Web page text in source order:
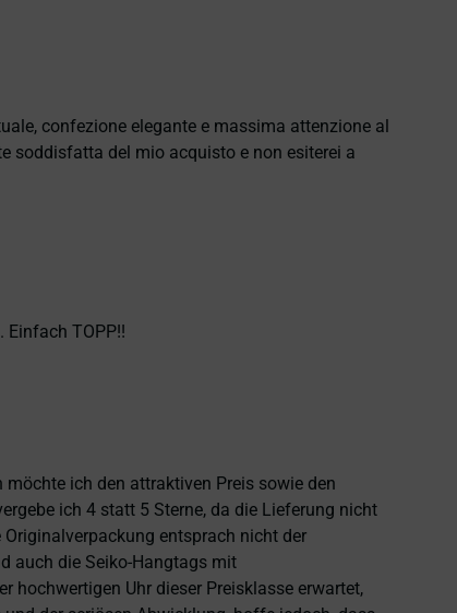
confezione elegante e massima attenzione al
soddisfatta del mio acquisto e non esiterei a
Einfach TOPP!!
ich den attraktiven Preis sowie den
ich 4 statt 5 Sterne, da die Lieferung nicht
entsprach nicht der
auch die Seiko-Hangtags mit
hochwertigen Uhr dieser Preisklasse erwartet,